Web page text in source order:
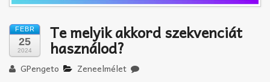
FEBR
25
2024
Te melyik akkord szekvenciát
használod?
GPengeto Zeneelmélet